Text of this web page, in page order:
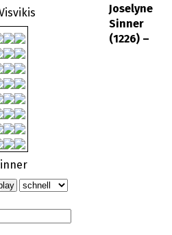
Joselyne
Sinner
(1226) –